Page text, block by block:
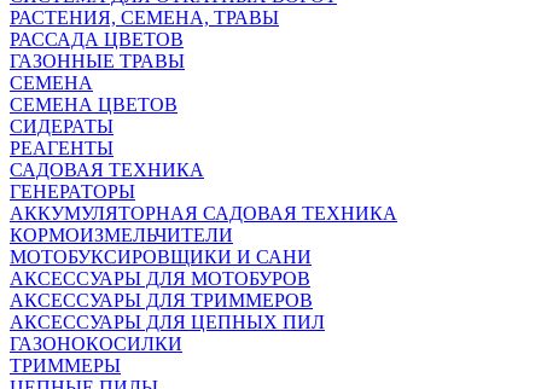
РАСТЕНИЯ, СЕМЕНА, ТРАВЫ
РАССАДА ЦВЕТОВ
ГАЗОННЫЕ ТРАВЫ
СЕМЕНА
СЕМЕНА ЦВЕТОВ
СИДЕРАТЫ
РЕАГЕНТЫ
САДОВАЯ ТЕХНИКА
ГЕНЕРАТОРЫ
АККУМУЛЯТОРНАЯ САДОВАЯ ТЕХНИКА
КОРМОИЗМЕЛЬЧИТЕЛИ
МОТОБУКСИРОВЩИКИ И САНИ
АКСЕССУАРЫ ДЛЯ МОТОБУРОВ
АКСЕССУАРЫ ДЛЯ ТРИММЕРОВ
АКСЕССУАРЫ ДЛЯ ЦЕПНЫХ ПИЛ
ГАЗОНОКОСИЛКИ
ТРИММЕРЫ